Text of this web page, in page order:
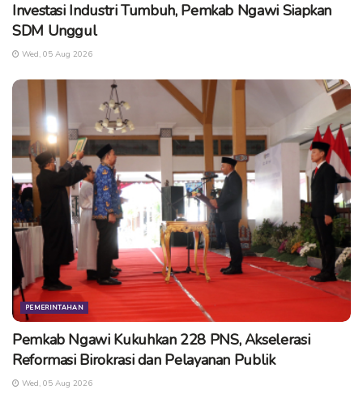
Investasi Industri Tumbuh, Pemkab Ngawi Siapkan
SDM Unggul
Wed, 05 Aug 2026
PEMERINTAHAN
Pemkab Ngawi Kukuhkan 228 PNS, Akselerasi
Reformasi Birokrasi dan Pelayanan Publik
Wed, 05 Aug 2026